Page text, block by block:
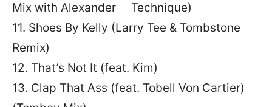
Mix with Alexander Technique)
11. Shoes By Kelly (Larry Tee & Tombstone
Remix)
12. That’s Not It (feat. Kim)
13. Clap That Ass (feat. Tobell Von Cartier)